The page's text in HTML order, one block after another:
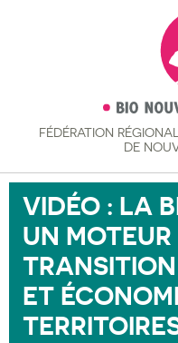
FÉDÉRATION
DE
VIDÉO : LA
UN
ET